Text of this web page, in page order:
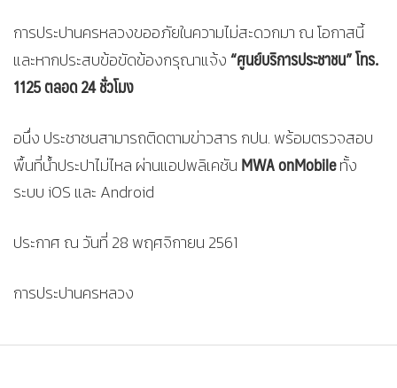
การประปานครหลวงขออภัยในความไม่สะดวกมา ณ โอกาสนี้
และหากประสบข้อขัดข้องกรุณาแจ้ง“ศูนย์บริการประชาชน” โทร.
1125 ตลอด 24 ชั่วโมง
อนึ่ง ประชาชนสามารถติดตามข่าวสาร กปน. พร้อมตรวจสอบ
พื้นที่น้ำประปาไม่ไหล ผ่านแอปพลิเคชัน MWA onMobileทั้ง
ระบบ iOS และ Android
ประกาศ ณ วันที่ 28 พฤศจิกายน 2561
การประปานครหลวง